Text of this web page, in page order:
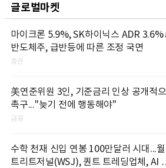
글로벌마켓
마이크론 5.9%, SK하이닉스 ADR
반도체주, 급반등에 따른 조정 국면
증권
美연준위원 3인, 기준금리 인상 공개적
촉구..."늦기 전에 행동해야"
금융
수학 천재 신입 연봉 100만달러 시대...
트리트저널(WSJ), 퀀트 트레딩업체, AI